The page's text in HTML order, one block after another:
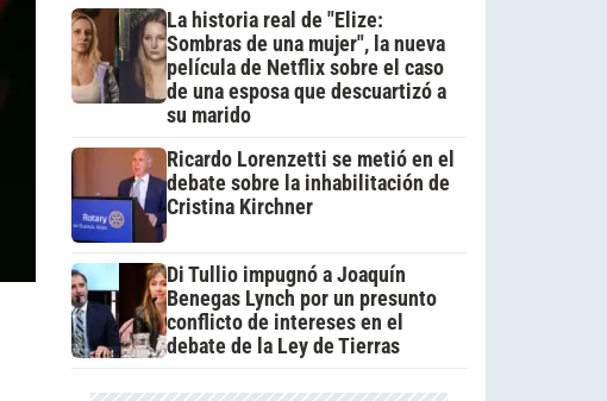
La historia real de "Elize:
Sombras de una mujer", la nueva
película de Netflix sobre el caso
de una esposa que descuartizó a
su marido
Ricardo Lorenzetti se metió en el
debate sobre la inhabilitación de
Cristina Kirchner
Di Tullio impugnó a Joaquín
Benegas Lynch por un presunto
conflicto de intereses en el
debate de la Ley de Tierras